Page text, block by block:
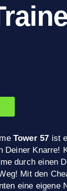
Tower 57 ist
Deiner Knarre!
durch einen
Mit den
eine eigene